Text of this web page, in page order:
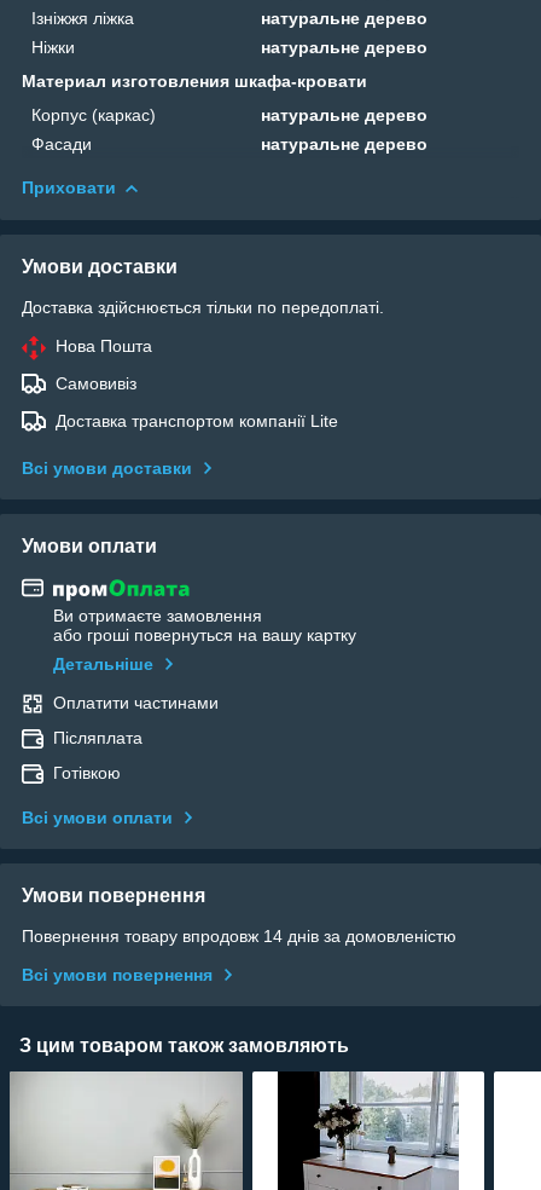
Ізніжжя ліжка
натуральне дерево
Ніжки
натуральне дерево
Материал изготовления шкафа-кровати
Корпус (каркас)
натуральне дерево
Фасади
натуральне дерево
Приховати
Умови доставки
Доставка здійснюється тільки по передоплаті.
Нова Пошта
Самовивіз
Доставка транспортом компанії Lite
Всі умови доставки
Умови оплати
Ви отримаєте замовлення
або гроші повернуться на вашу картку
Детальніше
Оплатити частинами
Післяплата
Готівкою
Всі умови оплати
Умови повернення
Повернення товару впродовж 14 днів за домовленістю
Всі умови повернення
З цим товаром також замовляють